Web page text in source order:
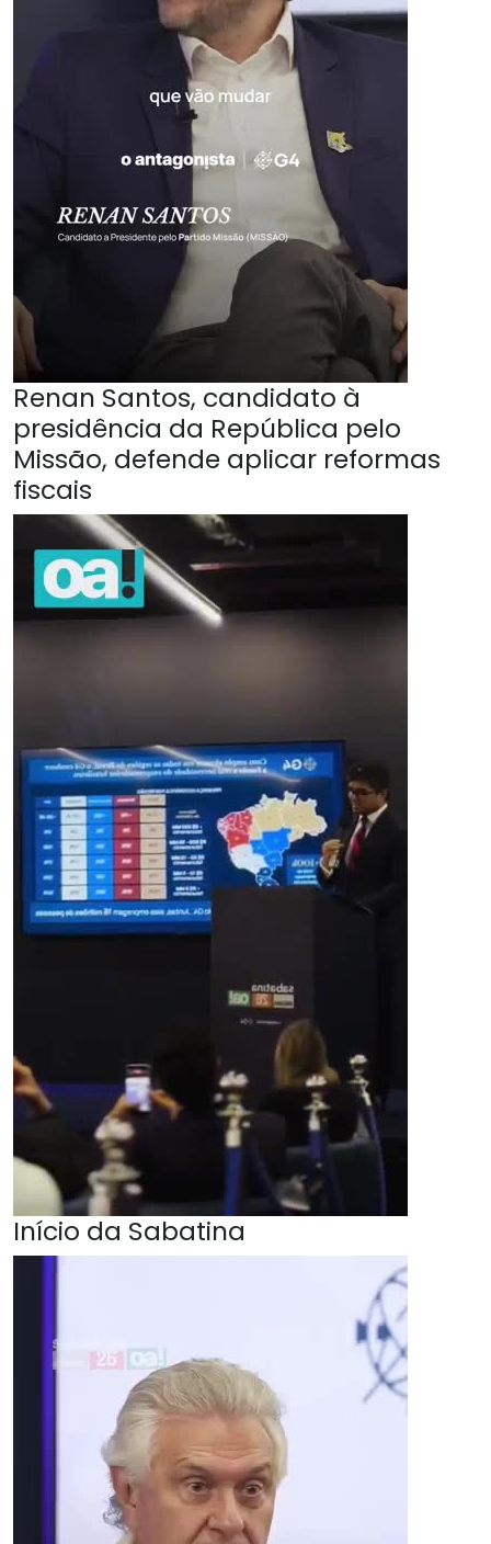
Renan Santos, candidato à
presidência da República pelo
Missão, defende aplicar reformas
fiscais
Início da Sabatina